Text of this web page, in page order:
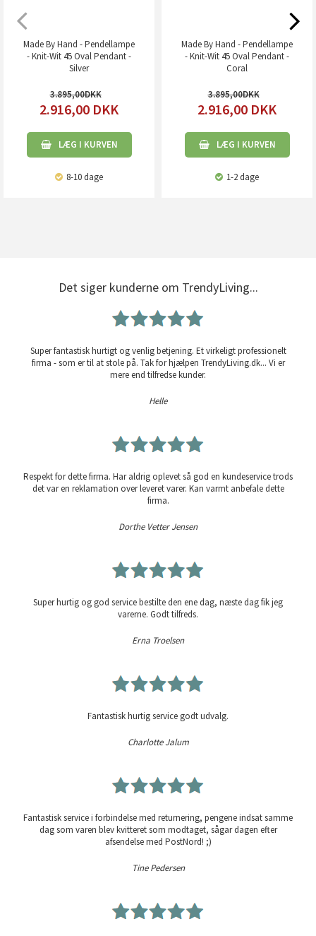
Made By Hand - Pendellampe
- Knit-Wit 45 Oval Pendant -
Silver
3.895,00
2.916,00 DKK
LÆG I KURVEN
8-10 dage
Made By Hand - Pendellampe
- Knit-Wit 45 Oval Pendant -
Coral
3.895,00
2.916,00 DKK
LÆG I KURVEN
1-2 dage
Det siger kunderne om TrendyLiving...
Super fantastisk hurtigt og venlig betjening. Et virkeligt professionelt
firma - som er til at stole på. Tak for hjælpen TrendyLiving.dk... Vi er
mere end tilfredse kunder.
Helle
Respekt for dette firma. Har aldrig oplevet så god en kundeservice trods
det var en reklamation over leveret varer. Kan varmt anbefale dette
firma.
Dorthe Vetter Jensen
Super hurtig og god service bestilte den ene dag, næste dag fik jeg
varerne. Godt tilfreds.
Erna Troelsen
Fantastisk hurtig service godt udvalg.
Charlotte Jalum
Fantastisk service i forbindelse med returnering, pengene indsat samme
dag som varen blev kvitteret som modtaget, sågar dagen efter
afsendelse med PostNord! ;)
Tine Pedersen